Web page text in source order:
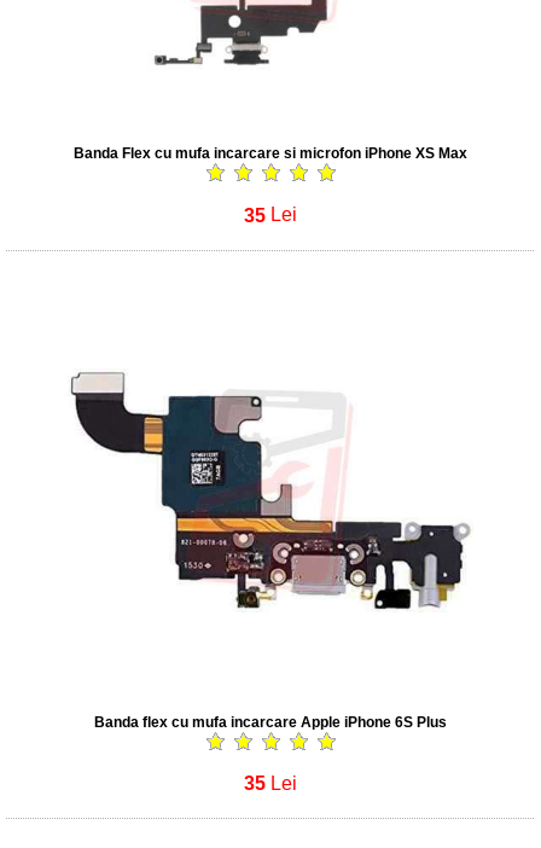
Banda Flex cu mufa incarcare si microfon iPhone XS Max
35 Lei
Banda flex cu mufa incarcare Apple iPhone 6S Plus
35 Lei